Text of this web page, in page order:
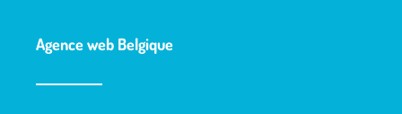
Agence web Belgique